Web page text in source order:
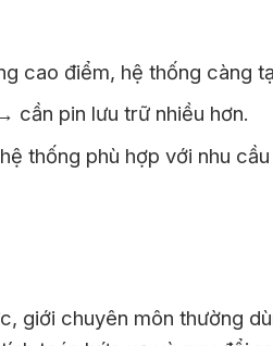
cao điểm, hệ thống càng
cần pin lưu trữ nhiều hơn.
thống phù hợp với nhu
giới chuyên môn thường